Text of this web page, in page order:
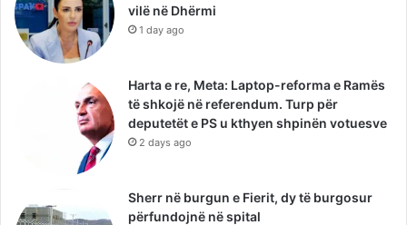
vilë në Dhërmi
1 day ago
Harta e re, Meta: Laptop-reforma e Ramës
të shkojë në referendum. Turp për
deputetët e PS u kthyen shpinën votuesve
2 days ago
Sherr në burgun e Fierit, dy të burgosur
përfundojnë në spital